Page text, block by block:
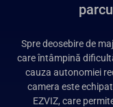
Spre deosebire de
care întâmpină
cauza autonomiei
camera este
EZVIZ, care